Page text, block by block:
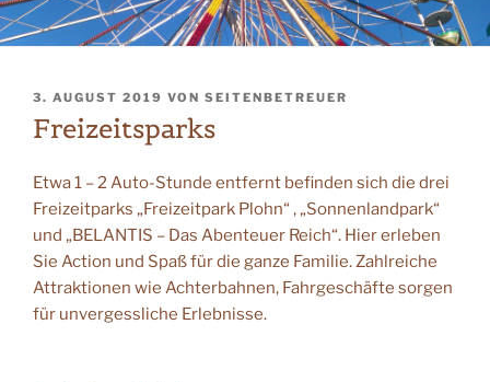
VERÖFFENTLICHT
AM
3. AUGUST 2019 VON SEITENBETREUER
Freizeitsparks
Etwa 1 – 2 Auto-Stunde entfernt befinden sich die drei
Freizeitparks „Freizeitpark Plohn“ , „Sonnenlandpark“
und „BELANTIS – Das Abenteuer Reich“. Hier erleben
Sie Action und Spaß für die ganze Familie. Zahlreiche
Attraktionen wie Achterbahnen, Fahrgeschäfte sorgen
für unvergessliche Erlebnisse.